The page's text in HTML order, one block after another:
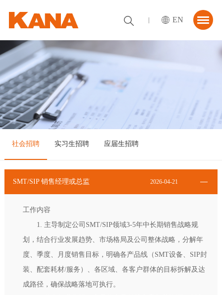
EN
首页
关于我们
决方案
资讯中心
社会招聘 实习生招聘 应届生招聘
SMT/SIP 销售经理或总监 2026-04-21
工作内容
1. 主导制定公司SMT/SIP领域3-5年中长期销售战略规
划，结合行业发展趋势、市场格局及公司整体战略，分解年
度、季度、月度销售目标，明确各产品线（SMT设备、SIP封
装、配套耗材/服务）、各区域、各客户群体的目标拆解及达
成路径，确保战略落地可执行。